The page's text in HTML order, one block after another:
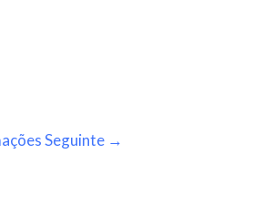
Seguinte →